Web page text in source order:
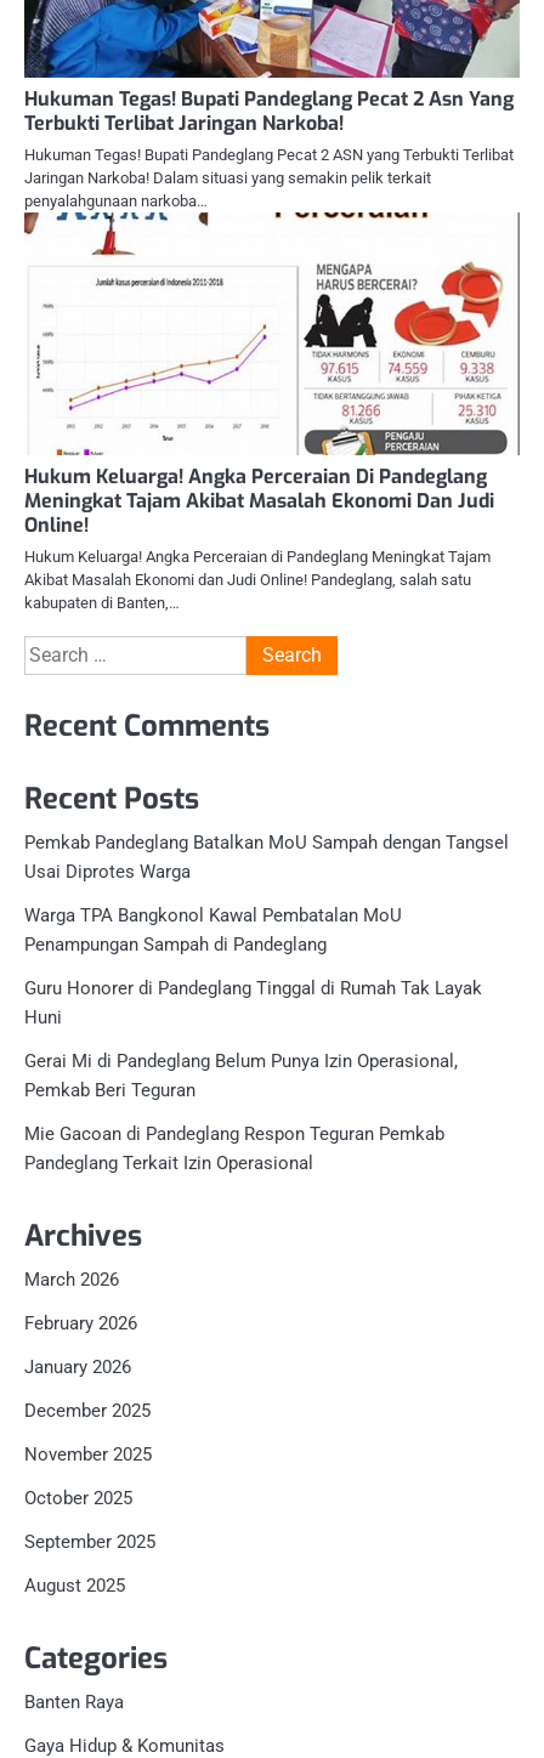
Hukuman Tegas! Bupati Pandeglang Pecat 2 Asn Yang
Terbukti Terlibat Jaringan Narkoba!
Hukuman Tegas! Bupati Pandeglang Pecat 2 ASN yang Terbukti Terlibat
Jaringan Narkoba! Dalam situasi yang semakin pelik terkait
penyalahgunaan narkoba…
Hukum Keluarga! Angka Perceraian Di Pandeglang
Meningkat Tajam Akibat Masalah Ekonomi Dan Judi
Online!
Hukum Keluarga! Angka Perceraian di Pandeglang Meningkat Tajam
Akibat Masalah Ekonomi dan Judi Online! Pandeglang, salah satu
kabupaten di Banten,…
Search
for:
Recent Comments
Recent Posts
Pemkab Pandeglang Batalkan MoU Sampah dengan Tangsel
Usai Diprotes Warga
Warga TPA Bangkonol Kawal Pembatalan MoU
Penampungan Sampah di Pandeglang
Guru Honorer di Pandeglang Tinggal di Rumah Tak Layak
Huni
Gerai Mi di Pandeglang Belum Punya Izin Operasional,
Pemkab Beri Teguran
Mie Gacoan di Pandeglang Respon Teguran Pemkab
Pandeglang Terkait Izin Operasional
Archives
March 2026
February 2026
January 2026
December 2025
November 2025
October 2025
September 2025
August 2025
Categories
Banten Raya
Gaya Hidup & Komunitas